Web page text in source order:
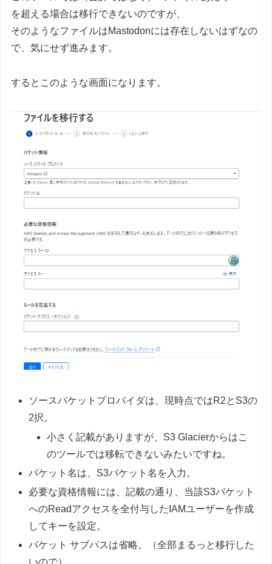
を超える場合は移行できないのですが、
そのようなファイルはMastodonには存在しないはずなの
で、気にせず進みます。
するとこのような画面になります。
ソースバケットプロバイダは、現時点ではR2とS3の
2択。
小さく記載がありますが、S3 Glacierからはこ
のツールでは移転できないみたいですね。
バケット名は、S3バケット名を入力。
必要な資格情報には、記載の通り、当該S3バケット
へのReadアクセスを全付与したIAMユーザーを作成
してキーを設定。
バケット サブパスは省略。（全部まるっと移行した